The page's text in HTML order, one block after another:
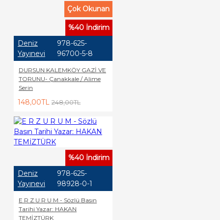
Çok Okunan
%40 İndirim
Deniz
Yayınevi
978-625-
96700-5-8
DURSUN KALEMKÖY GAZİ VE
TORUNU- Çanakkale / Alime
Serin
148,00TL 248,00TL
%40 İndirim
Deniz
Yayınevi
978-625-
98928-0-1
E R Z U R U M - Sözlü Basın
Tarihi Yazar: HAKAN
TEMİZTÜRK